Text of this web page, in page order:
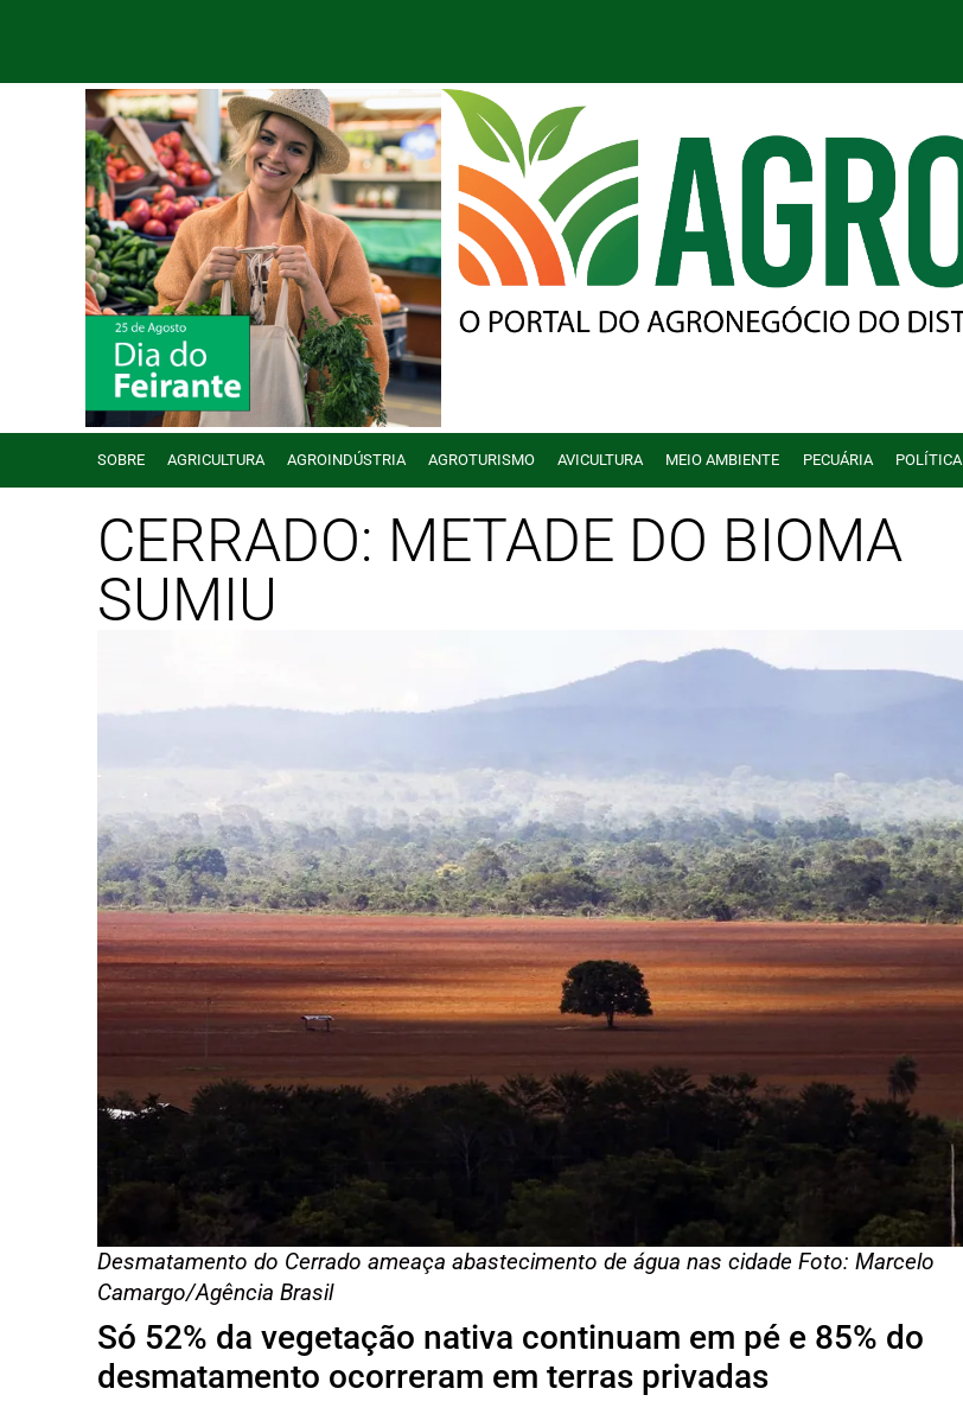
SOBRE AGRICULTURA AGROINDÚSTRIA AGROTURISMO AVICULTURA MEIO AMBIENTE PECUÁRIA POLÍTICA
CERRADO: METADE DO BIOMA
SUMIU
Desmatamento do Cerrado ameaça abastecimento de água nas cidade Foto: Marcelo
Camargo/Agência Brasil
Só 52% da vegetação nativa continuam em pé e 85% do
desmatamento ocorreram em terras privadas